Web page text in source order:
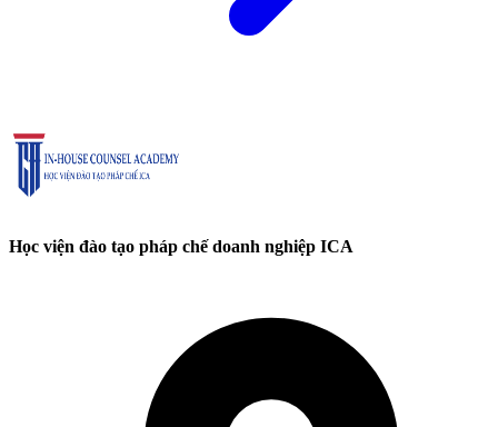
Học viện đào tạo pháp chế doanh nghiệp ICA